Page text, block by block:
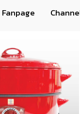
บิชิ
Fanpage